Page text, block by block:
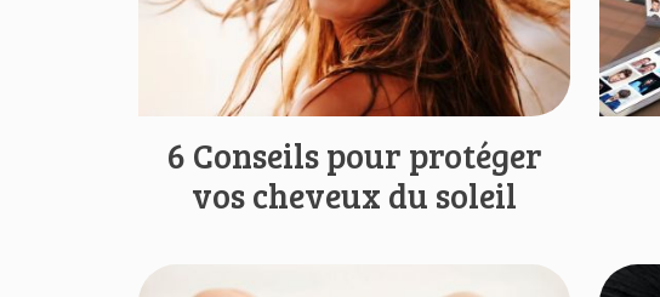
6 Conseils pour protéger
vos cheveux du soleil